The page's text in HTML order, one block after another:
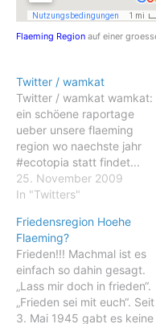
Flaeming Region auf einer
Twitter / wamkat
Twitter / wamkat wamkat:
ein schöene raportage
ueber unsere flaeming
region wo naechste jahr
#ecotopia statt findet...
http://fb.me/5OthL0i
wamkat: ein schöene
flaeming region...
http://fb.me/5OthL0i
wamkat: ein schöene
eonblick in unsere
flaeming region...
http://bit.ly/5IP5Eb
25. November 2009
In "Twitters"
Friedensregion Hoehe
Flaeming?
Frieden!!! Machmal ist es
einfach so dahin gesagt.
„Lass mir doch in frieden“.
„Frieden sei mit euch“. Seit
3. Mai 1945 gabt es keine